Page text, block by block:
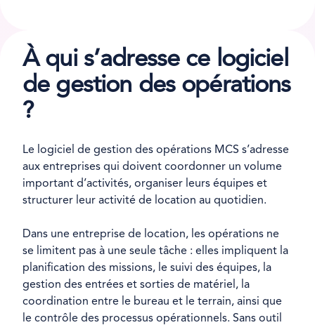
À qui s’adresse ce logiciel
de gestion des opérations
?
Le logiciel de gestion des opérations MCS s’adresse
aux entreprises qui doivent coordonner un volume
important d’activités, organiser leurs équipes et
structurer leur activité de location au quotidien.
Dans une entreprise de location, les opérations ne
se limitent pas à une seule tâche : elles impliquent la
planification des missions, le suivi des équipes, la
gestion des entrées et sorties de matériel, la
coordination entre le bureau et le terrain, ainsi que
le contrôle des processus opérationnels. Sans outil